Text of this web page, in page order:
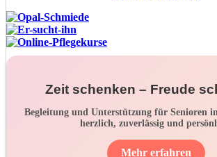
Zeit schenken – Freude
Begleitung und Unterstützung für Senioren
herzlich, zuverlässig und
Mehr erfahren